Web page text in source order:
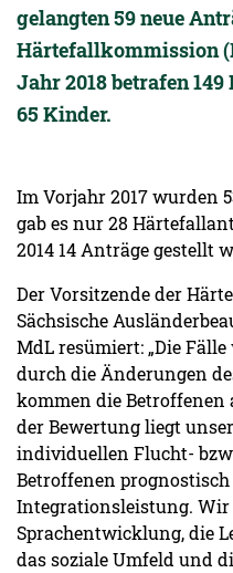
gelangten 59 neue
Härtefallkommission
Jahr 2018 betrafen
65 Kinder.
Im Vorjahr 2017 wurden
gab es nur 28
2014 14 Anträge gestellt
Der Vorsitzende der
Sächsische
MdL resümiert: „Die
durch die Änderungen
kommen die Betroffenen
der Bewertung liegt
individuellen Flucht-
Betroffenen
Integrationsleistung.
Sprachentwicklung, die
das soziale Umfeld und